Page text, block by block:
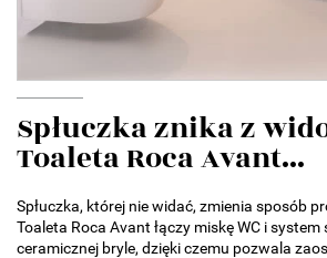
Spłuczka znika z
Toaleta Roca Avant...
Spłuczka, której nie widać, zmienia sposób
Toaleta Roca Avant łączy miskę WC i system
ceramicznej bryle, dzięki czemu pozwala